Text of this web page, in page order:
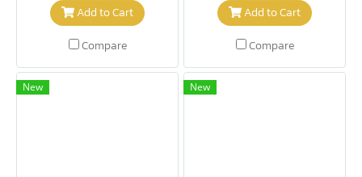
Add to Cart
Compare
Add to Cart
Compare
New New